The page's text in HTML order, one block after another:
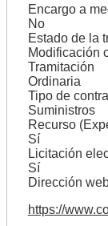
Encargo a
No
Estado de la
Modificación
Tramitación
Ordinaria
Tipo de
Suministros
Recurso
Sí
Licitación
Sí
Dirección
https://